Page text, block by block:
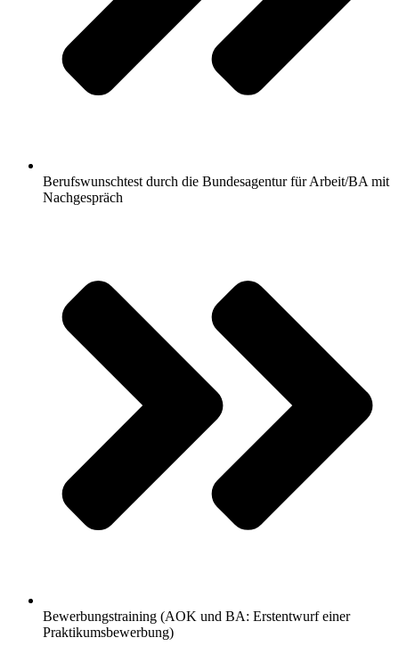
Berufswunschtest durch die Bundesagentur für Arbeit/BA mit
Nachgespräch
Bewerbungstraining (AOK und BA: Erstentwurf einer
Praktikumsbewerbung)